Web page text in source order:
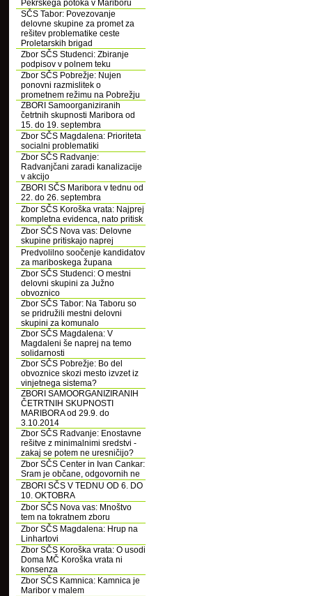
Pekrskega potoka v Mariboru
SČS Tabor: Povezovanje
delovne skupine za promet za
rešitev problematike ceste
Proletarskih brigad
Zbor SČS Studenci: Zbiranje
podpisov v polnem teku
Zbor SČS Pobrežje: Nujen
ponovni razmislitek o
prometnem režimu na Pobrežju
ZBORI Samoorganiziranih
četrtnih skupnosti Maribora od
15. do 19. septembra
Zbor SČS Magdalena: Prioriteta
socialni problematiki
Zbor SČS Radvanje:
Radvanjčani zaradi kanalizacije
v akcijo
ZBORI SČS Maribora v tednu od
22. do 26. septembra
Zbor SČS Koroška vrata: Najprej
kompletna evidenca, nato pritisk
Zbor SČS Nova vas: Delovne
skupine pritiskajo naprej
Predvolilno soočenje kandidatov
za mariboskega župana
Zbor SČS Studenci: O mestni
delovni skupini za Južno
obvoznico
Zbor SČS Tabor: Na Taboru so
se pridružili mestni delovni
skupini za komunalo
Zbor SČS Magdalena: V
Magdaleni še naprej na temo
solidarnosti
Zbor SČS Pobrežje: Bo del
obvoznice skozi mesto izvzet iz
vinjetnega sistema?
ZBORI SAMOORGANIZIRANIH
ČETRTNIH SKUPNOSTI
MARIBORA od 29.9. do
3.10.2014
Zbor SČS Radvanje: Enostavne
rešitve z minimalnimi sredstvi -
zakaj se potem ne uresničijo?
Zbor SČS Center in Ivan Cankar:
Sram je občane, odgovornih ne
ZBORI SČS V TEDNU OD 6. DO
10. OKTOBRA
Zbor SČS Nova vas: Mnoštvo
tem na tokratnem zboru
Zbor SČS Magdalena: Hrup na
Linhartovi
Zbor SČS Koroška vrata: O usodi
Doma MČ Koroška vrata ni
konsenza
Zbor SČS Kamnica: Kamnica je
Maribor v malem